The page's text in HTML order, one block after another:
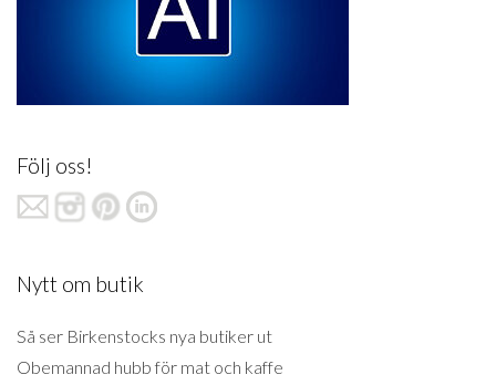
Följ oss!
Nytt om butik
Så ser Birkenstocks nya butiker ut
Obemannad hubb för mat och kaffe